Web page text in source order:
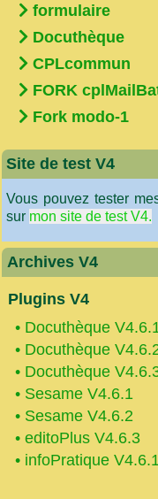
formulaire
Docuthèque
CPLcommun
FORK
Fork modo-1
Site de test V4
Vous pouvez tester
sur mon site de test V4.
Archives V4
Plugins V4
• Docuthèque
• Docuthèque
• Docuthèque
• Sesame V4.6.1
• Sesame V4.6.2
• editoPlus V4.6.3
• infoPratique V4.6.1